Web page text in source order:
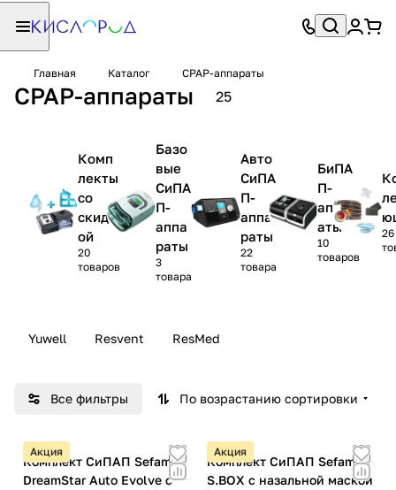
Главная Каталог CPAP-аппараты
CPAP-аппараты 25
Комп
лекты
со
скидк
ой
20
товаров
Базо
вые
СиПА
П-
аппа
раты
3
товара
Авто
СиПА
П-
аппа
раты
22
товара
БиПА
П-
аппар
аты
10
товаров
26
Yuwell Resvent ResMed
Все фильтры По возрастанию сортировки
Акция
Комплект СиПАП Sefam
DreamStar Auto Evolve с
Акция
Комплект СиПАП Sefam
S.BOX с назальной маской